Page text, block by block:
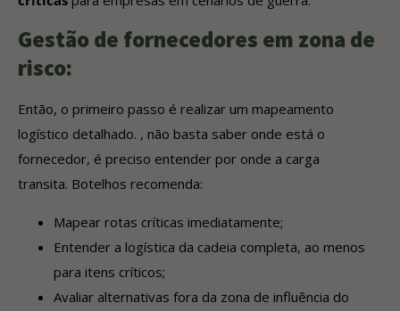
Gestão de fornecedores em zona de
risco:
Então, o primeiro passo é realizar um mapeamento
logístico detalhado. , não basta saber onde está o
fornecedor, é preciso entender por onde a carga
transita. Botelhos recomenda:
Mapear rotas críticas imediatamente;
Entender a logística da cadeia completa, ao menos
para itens críticos;
Avaliar alternativas fora da zona de influência do